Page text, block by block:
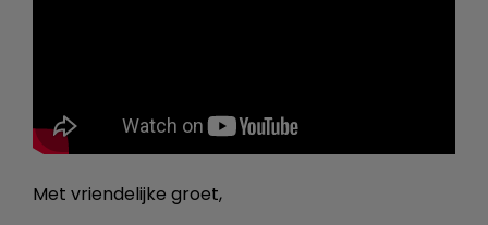
Met vriendelijke groet,